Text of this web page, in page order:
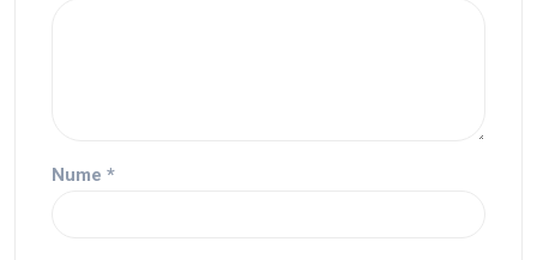
Nume *